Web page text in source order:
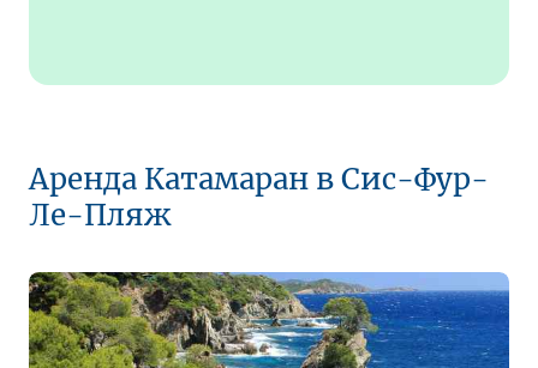
Аренда Катамаран в Сис-Фур-
Ле-Пляж